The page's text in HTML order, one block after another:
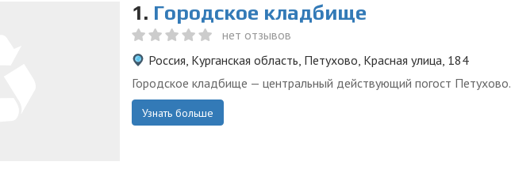
1. Городское кладбище
нет отзывов
Россия, Курганская область, Петухово, Красная улица, 184
Городское кладбище — центральный действующий погост Петухово.
Узнать больше